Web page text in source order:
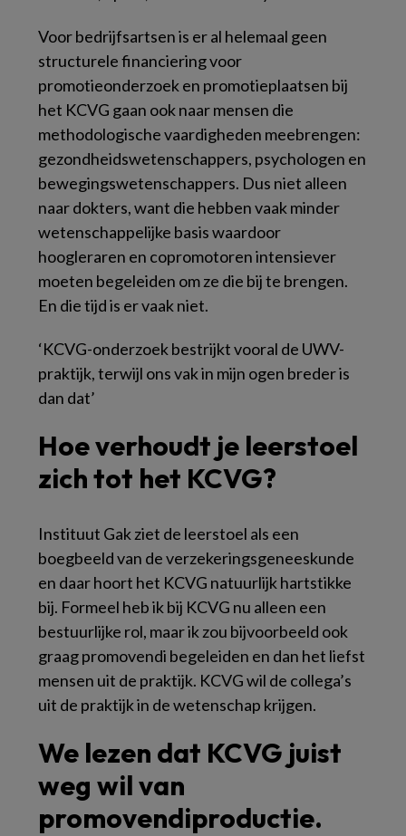
Voor bedrijfsartsen is er al helemaal geen
structurele financiering voor
promotieonderzoek en promotieplaatsen bij
het KCVG gaan ook naar mensen die
methodologische vaardigheden meebrengen:
gezondheidswetenschappers, psychologen en
bewegingswetenschappers. Dus niet alleen
naar dokters, want die hebben vaak minder
wetenschappelijke basis waardoor
hoogleraren en copromotoren intensiever
moeten begeleiden om ze die bij te brengen.
En die tijd is er vaak niet.
‘KCVG-onderzoek bestrijkt vooral de UWV-
praktijk, terwijl ons vak in mijn ogen breder is
dan dat’
Hoe verhoudt je leerstoel
zich tot het KCVG?
Instituut Gak ziet de leerstoel als een
boegbeeld van de verzekeringsgeneeskunde
en daar hoort het KCVG natuurlijk hartstikke
bij. Formeel heb ik bij KCVG nu alleen een
bestuurlijke rol, maar ik zou bijvoorbeeld ook
graag promovendi begeleiden en dan het liefst
mensen uit de praktijk. KCVG wil de collega’s
uit de praktijk in de wetenschap krijgen.
We lezen dat KCVG juist
weg wil van
promovendiproductie.